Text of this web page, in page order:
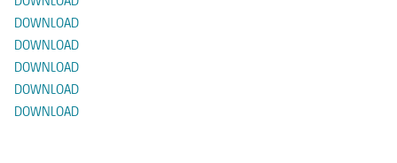
DOWNLOAD
DOWNLOAD
DOWNLOAD
DOWNLOAD
DOWNLOAD